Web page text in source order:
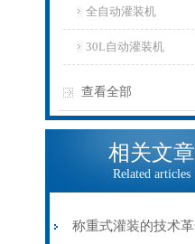
全自动灌装机
30L自动灌装机
查看全部
相关文章
Related articles